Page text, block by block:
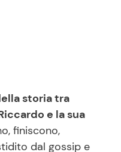
storia tra
e la sua
finiscono,
dal gossip e